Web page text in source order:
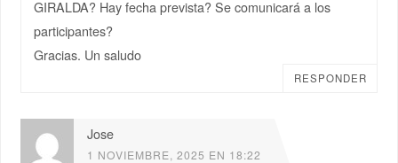
GIRALDA? Hay fecha prevista? Se comunicará a los
participantes?
Gracias. Un saludo
RESPONDER
Jose
1 NOVIEMBRE, 2025 EN 18:22